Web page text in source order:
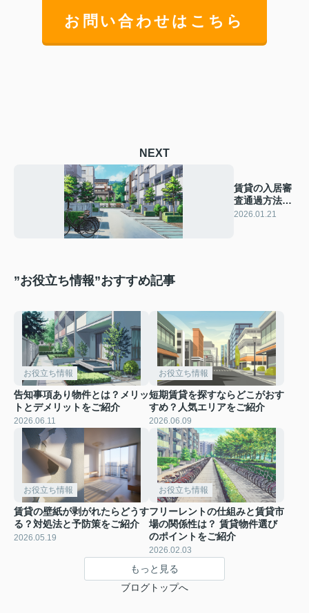
お問い合わせはこちら
NEXT
賃貸の入居審
査通過方法
は？注意点を
2026.01.21
”お役立ち情報”おすすめ記事
お役立ち情報
告知事項あり物件とは？メリッ
トとデメリットをご紹介
2026.06.11
お役立ち情報
短期賃貸を探すならどこがおす
すめ？人気エリアをご紹介
2026.06.09
お役立ち情報
賃貸の壁紙が剥がれたらどうす
る？対処法と予防策をご紹介
2026.05.19
お役立ち情報
フリーレントの仕組みと賃貸市
場の関係性は？ 賃貸物件選び
のポイントをご紹介
2026.02.03
もっと見る
ブログトップへ